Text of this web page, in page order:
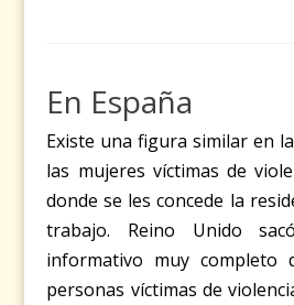
En España
Existe una figura similar en
las mujeres víctimas de
donde se les concede la
trabajo. Reino Unido
informativo muy completo
personas víctimas de